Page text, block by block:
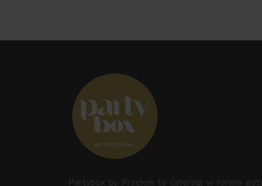
Partybox by Przełom to catering w formie